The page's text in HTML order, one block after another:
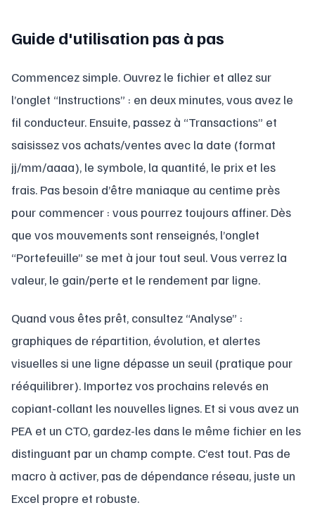
Guide d'utilisation pas à pas
Commencez simple. Ouvrez le fichier et allez sur
l’onglet “Instructions” : en deux minutes, vous avez le
fil conducteur. Ensuite, passez à “Transactions” et
saisissez vos achats/ventes avec la date (format
jj/mm/aaaa), le symbole, la quantité, le prix et les
frais. Pas besoin d’être maniaque au centime près
pour commencer : vous pourrez toujours affiner. Dès
que vos mouvements sont renseignés, l’onglet
“Portefeuille” se met à jour tout seul. Vous verrez la
valeur, le gain/perte et le rendement par ligne.
Quand vous êtes prêt, consultez “Analyse” :
graphiques de répartition, évolution, et alertes
visuelles si une ligne dépasse un seuil (pratique pour
rééquilibrer). Importez vos prochains relevés en
copiant-collant les nouvelles lignes. Et si vous avez un
PEA et un CTO, gardez-les dans le même fichier en les
distinguant par un champ compte. C’est tout. Pas de
macro à activer, pas de dépendance réseau, juste un
Excel propre et robuste.